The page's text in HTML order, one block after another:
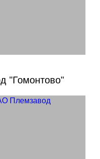
"Гомонтово"